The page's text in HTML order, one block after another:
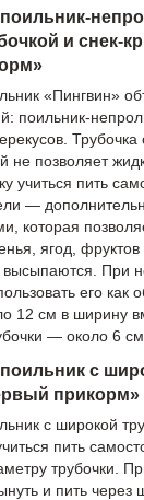
и снек-
«Пингвин»
поильник-
не позволяет
учиться пить
—
которая
ягод, фруктов
высыпаются. При
его как
12 см в ширину
— около 6
с
прикорм»
с широкой
пить
трубочки.
и пить через